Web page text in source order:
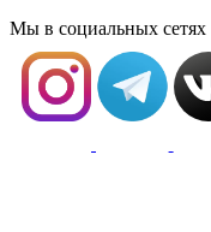
Мы в социальных сетях